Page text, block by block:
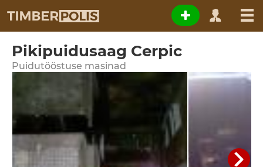
Pikipuidusaag Cerpic
Puidutööstuse masinad